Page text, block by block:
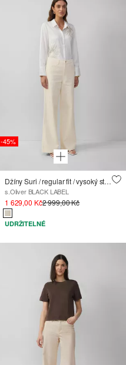
-45%
Džíny Suri / regular fit / vysoký střih / široké nohavice / texturovaný vzor
s.Oliver BLACK LABEL
1 629,00 Kč2 999,00 Kč
UDRŽITELNÉ